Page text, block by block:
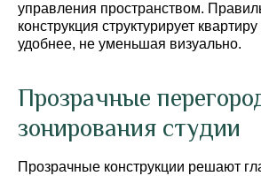
управления пространством.
конструкция структурирует
удобнее, не уменьшая визуально.
Прозрачные
зонирования студии
Прозрачные конструкции решают